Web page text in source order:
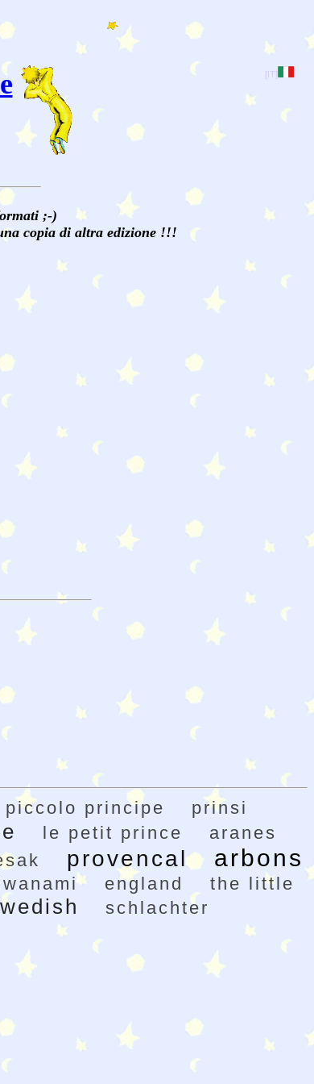
[IT]
;-)
copia di altra edizione !!!
piccolo principe
prinsi
le petit prince
aranes
provencal arbons
england
the little
schlachter